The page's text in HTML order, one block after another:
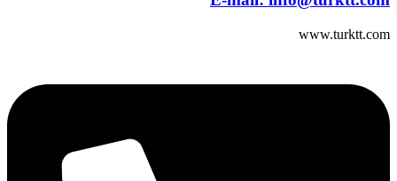
www.turktt.com